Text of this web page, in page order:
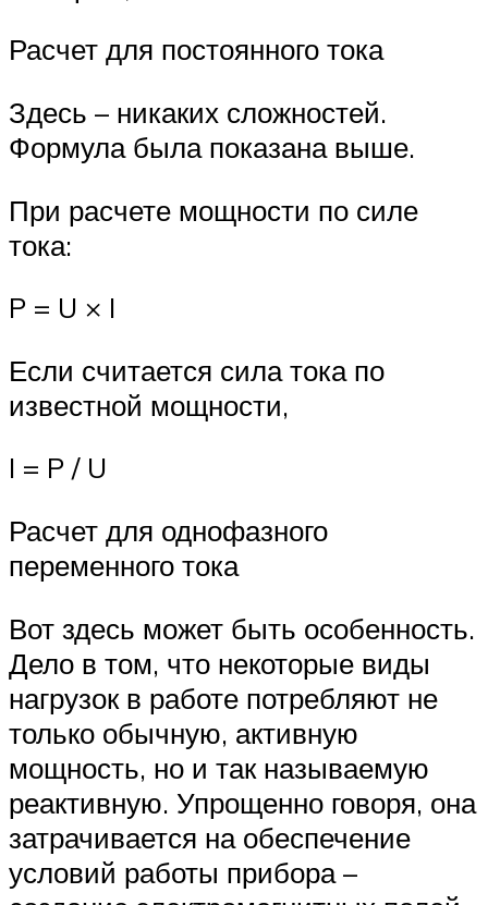
Расчет для постоянного тока
Здесь – никаких сложностей.
Формула была показана выше.
При расчете мощности по силе
тока:
P = U × I
Если считается сила тока по
известной мощности,
I = P / U
Расчет для однофазного
переменного тока
Вот здесь может быть особенность.
Дело в том, что некоторые виды
нагрузок в работе потребляют не
только обычную, активную
мощность, но и так называемую
реактивную. Упрощенно говоря, она
затрачивается на обеспечение
условий работы прибора –